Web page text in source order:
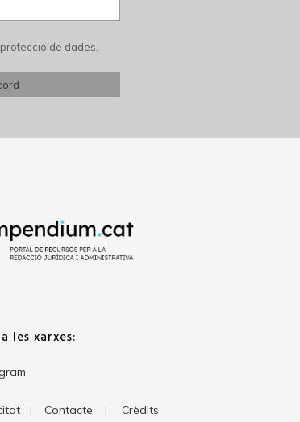
de dades
les xarxes:
| Contacte | Crèdits